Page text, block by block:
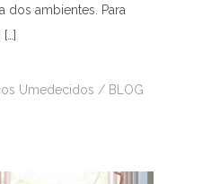
dos ambientes. Para
Umedecidos / BLOG